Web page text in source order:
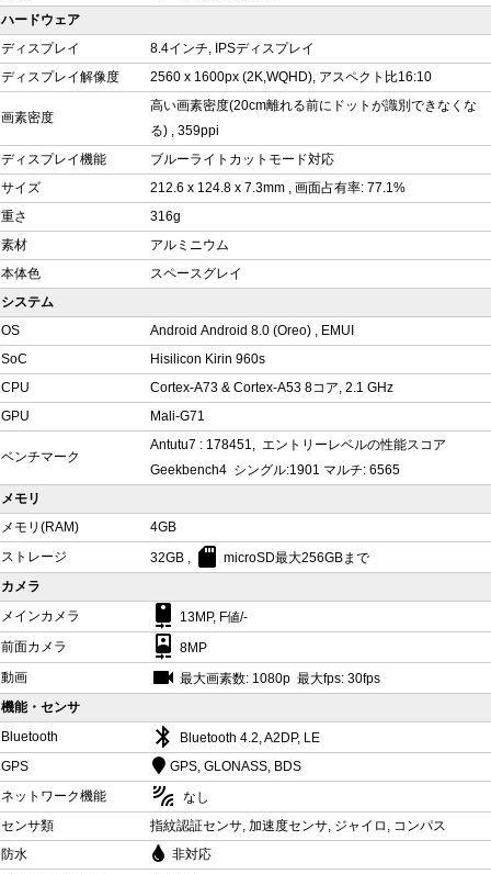
ハードウェア
ディスプレイ
8.4インチ, IPSディスプレイ
ディスプレイ解像度
2560 x 1600px (2K,WQHD), アスペクト比16:10
画素密度
高い画素密度(20cm離れる前にドットが識別できなくな
る) , 359ppi
ディスプレイ機能
ブルーライトカットモード対応
サイズ
212.6 x 124.8 x 7.3mm , 画面占有率: 77.1%
重さ
316g
素材
アルミニウム
本体色
スペースグレイ
システム
OS
Android Android 8.0 (Oreo) , EMUI
SoC
Hisilicon Kirin 960s
CPU
Cortex-A73 & Cortex-A53 8コア, 2.1 GHz
GPU
Mali-G71
ベンチマーク
Antutu7 : 178451, エントリーレベルの性能スコア
Geekbench4 シングル:1901 マルチ: 6565
メモリ
メモリ(RAM)
4GB
ストレージ
32GB , sd_card microSD最大256GBまで
カメラ
メインカメラ
camera_rear
13MP, F値/-
前面カメラ
camera_front 8MP
動画
videocam 最大画素数: 1080p 最大fps: 30fps
機能・センサ
Bluetooth
bluetooth
Bluetooth 4.2, A2DP, LE
GPS
GPS, GLONASS, BDS
ネットワーク機能
leak_add
なし
センサ類
指紋認証センサ, 加速度センサ, ジャイロ, コンパス
防水
非対応